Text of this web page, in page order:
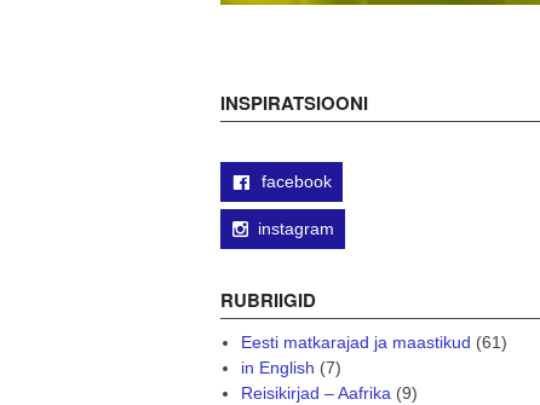
INSPIRATSIOONI
facebook
instagram
RUBRIIGID
Eesti matkarajad ja maastikud (61)
in English (7)
Reisikirjad – Aafrika(9)